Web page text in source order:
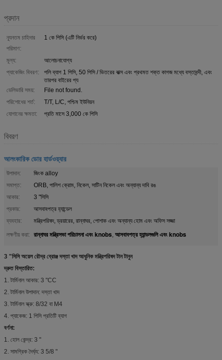
প্রদান
ন্যূনতম চাহিদার
পরিমাণ:
1 কে পিসি (এটি নির্ভর করে)
মূল্য:
আলোচনাযোগ্য
প্যাকেজিং বিবরণ:
পলি ব্যাগ 1 পিসি, 50 পিসি / ভিতরের বাক্স এবং প্রথমত শক্ত কাগজ মধ্যে বস্তাবন্দী, এবং
তারপর বাইরের প্য
ডেলিভারি সময়:
File not found.
পরিশোধের শর্ত:
T/T, L/C, পশ্চিম ইউনিয়ন
যোগানের ক্ষমতা:
প্রতি মাসে 3,000 কে পিসি
বিবরণ
আলংকারিক ডোর হার্ডওয়্যার
উপাদান:
জিংক alloy
সমাপ্ত:
ORB, পালিশ ক্রোম, নিকেল, সাটিন নিকেল এবং অন্যান্য দাবি রঙ
আকার:
3 "সিসি
প্রকার:
আসবাবপত্র হ্যান্ডেল
ব্যবহার:
মন্ত্রিপরিষদ, ড্রয়ারের, রান্নাঘর, পোশাক এবং অন্যান্য হোম এবং অফিস সজ্জা
লক্ষণীয় করা:
রান্নাঘর মন্ত্রিসভা পরিচালনা এবং knobs, আসবাবপত্র হ্যান্ডলগুলি এবং knobs
3 "সিসি অয়েল রৌদ্র ব্রোঞ্জ দস্তা খাদ আধুনিক মন্ত্রিপরিষদ টান টানুন
দ্রুত বিস্তারিত:
1. টার্মিনাল আকার: 3 "CC
2. টার্মিনাল উপাদান: দস্তা খাদ
3. টার্মিনাল স্ক্রু: 8/32 বা M4
4. প্যাকেজ: 1 পিসি প্রতিটি ব্যাগ
বর্ণনা:
1. হোল কেন্দ্র: 3 "
2. সামগ্রিক দৈর্ঘ্য: 3 5/8 "